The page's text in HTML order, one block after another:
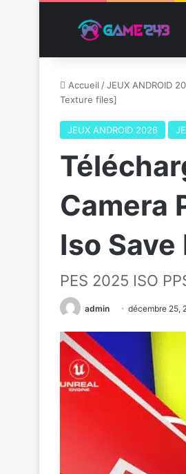
Accueil /JEUX ANDROID
Texture files]
JEUX ANDROID 2026
Camera
Iso
PES 2025 ISO
admin décembre 25,